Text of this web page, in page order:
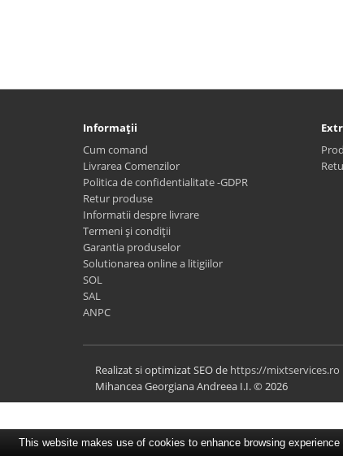
Informaţii
Cum comand
Livrarea Comenzilor
Politica de confidentialitate -GDPR
Retur produse
Informatii despre livrare
Termeni și condiții
Garantia produselor
Solutionarea online a litigiilor
SOL
SAL
ANPC
Realizat si optimizat SEO de https://mixtservices.ro
Mihancea Georgiana Andreea I.I. © 2026
This website makes use of cookies to enhance browsing